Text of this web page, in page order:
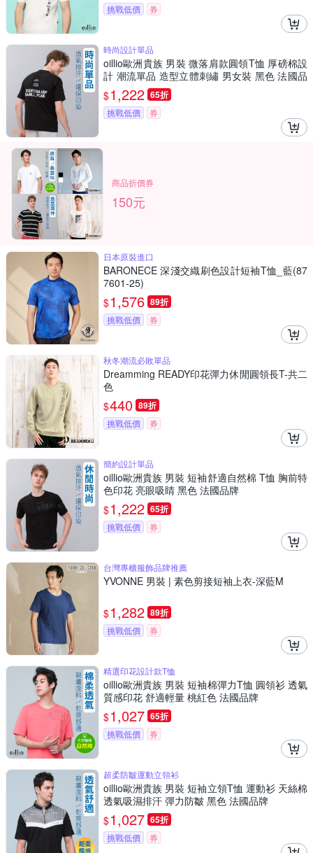
挑戰低價 券
時尚設計單品
oillio歐洲貴族 男裝 微落肩款圓領T恤 厚磅棉設
計 潮流單品 造型立體刺繡 男女裝 黑色 法國品
牌
$1,222 65折
挑戰低價 券
商品折價券
150元
日本原裝進口
BARONECE 深淺交織刷色設計短袖T恤_藍(87
7601-25)
$1,576 89折
挑戰低價 券
秋冬潮流必敗單品
Dreamming READY印花彈力休閒圓領長T-共二
色
$440 89折
挑戰低價 券
簡約設計單品
oillio歐洲貴族 男裝 短袖舒適自然棉 T恤 胸前特
色印花 亮眼吸睛 黑色 法國品牌
$1,222 65折
挑戰低價 券
台灣專櫃服飾品牌推薦
YVONNE 男裝 | 素色剪接短袖上衣-深藍M
$1,282 89折
挑戰低價 券
精選印花設計款T恤
oillio歐洲貴族 男裝 短袖棉彈力T恤 圓領衫 透氣
質感印花 舒適輕量 桃紅色 法國品牌
$1,027 65折
挑戰低價 券
超柔防皺運動立領衫
oillio歐洲貴族 男裝 短袖立領T恤 運動衫 天絲棉
透氣吸濕排汗 彈力防皺 黑色 法國品牌
$1,027 65折
挑戰低價 券